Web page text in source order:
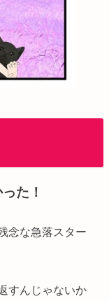
た！
念な急落スター
すんじゃないか